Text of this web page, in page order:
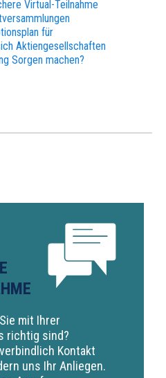
Virtual-Teilnahme
für
Aktiengesellschaften
Sorgen machen?
mit Ihrer
richtig sind?
Kontakt
uns Ihr Anliegen.